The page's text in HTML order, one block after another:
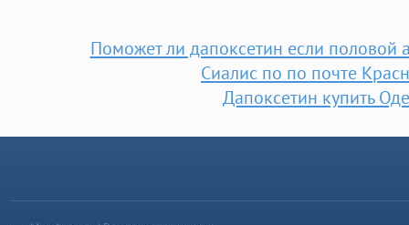
Поможет ли дапоксетин если половой
Сиалис по по почте
Дапоксетин купить